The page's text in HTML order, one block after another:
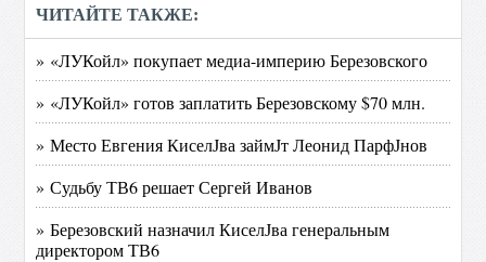
ЧИТАЙТЕ ТАКЖЕ:
» «ЛУКойл» покупает медиа-империю Березовского
» «ЛУКойл» готов заплатить Березовскому $70 млн.
» Место Евгения КиселЈва займЈт Леонид ПарфЈнов
» Судьбу ТВ6 решает Сергей Иванов
» Березовский назначил КиселЈва генеральным
директором ТВ6